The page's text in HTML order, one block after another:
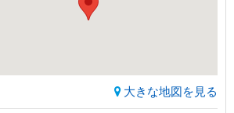
大きな地図を見る